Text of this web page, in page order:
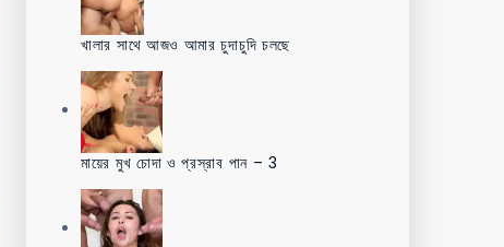
খালার সাথে আজও আমার চুদাচুদি চলছে
মায়ের মুখ চোদা ও প্রস্রাব পান – 3